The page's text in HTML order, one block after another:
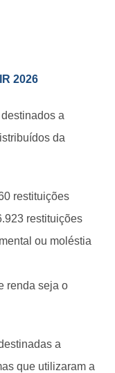
2026
a
da
restituições
restituições
ou moléstia
renda seja o
a
que utilizaram a